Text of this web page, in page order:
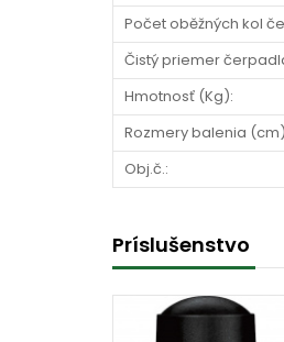
Počet oběžných kol
Čistý priemer
Hmotnosť (Kg):
Rozmery balenia
Obj.č.:
Príslušenstvo